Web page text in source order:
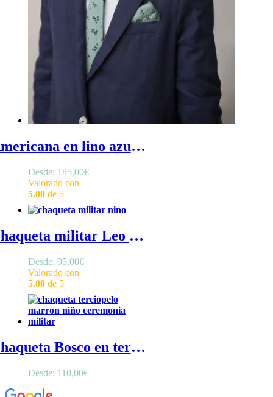
Americana en lino azul marino - Americana de niño azul marino en lino, blazer de niño azul marino, con solapas en cuello y bolsillo para pañuelo
Desde: 185,00€
Valorado con
5.00 de 5
Chaqueta militar Leo de lino - Chaqueta militar niño en lino con botones militares en el frontal
Desde:95,00€
Valorado con
5.00 de 5
Chaqueta Bosco en terciopelo camel - Chaqueta ceremonia niño en terciopelo camel con botones militares
Desde: 110,00€